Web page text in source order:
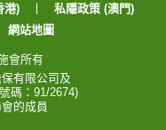
港)
私隱政策 (澳門)
網站地圖
會所有
有限公司及
碼：91/2674)
的成員